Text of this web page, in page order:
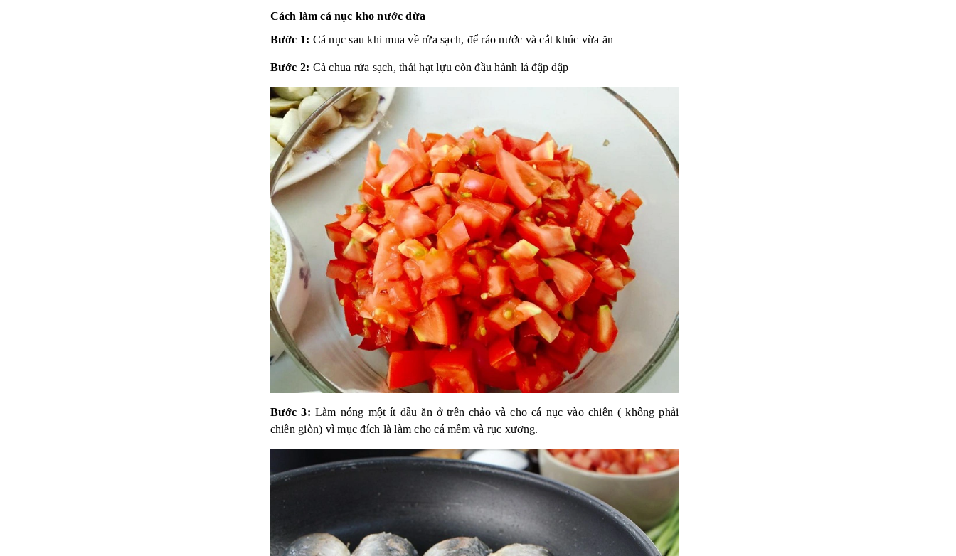
Cách làm cá nục kho nước dừa
Bước 1: Cá nục sau khi mua về rửa sạch, để ráo nước và cắt khúc vừa ăn
Bước 2: Cà chua rửa sạch, thái hạt lựu còn đầu hành lá đập dập
Bước 3: Làm nóng một ít dầu ăn ở trên chảo và cho cá nục vào chiên ( không phải
chiên giòn) vì mục đích là làm cho cá mềm và rục xương.